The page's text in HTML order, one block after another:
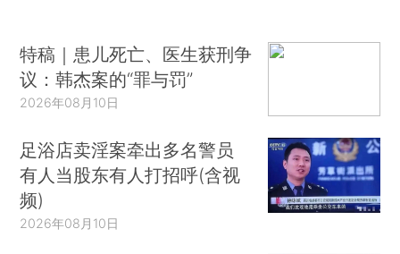
特稿｜患儿死亡、医生获刑争
议：韩杰案的“罪与罚”
2026年08月10日
足浴店卖淫案牵出多名警员
有人当股东有人打招呼(含视
频)
2026年08月10日